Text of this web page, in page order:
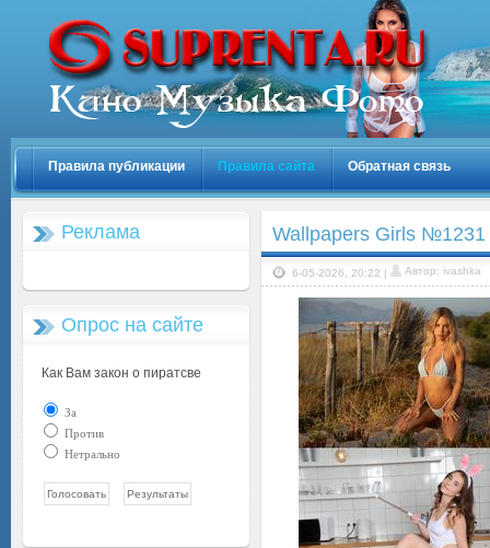
Правила публикации Правила сайта Обратная связь
Реклама
Опрос на сайте
Как Вам закон о пиратсве
За
Против
Нетрально
Wallpapers Girls №1231
6-05-2026, 20:22 | Автор: ivashka